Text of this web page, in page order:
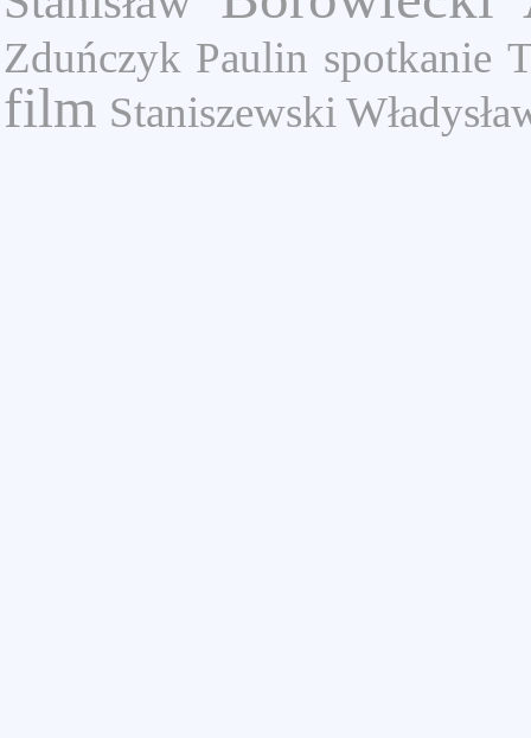
Zduńczyk Paulin spotkanie
film Staniszewski